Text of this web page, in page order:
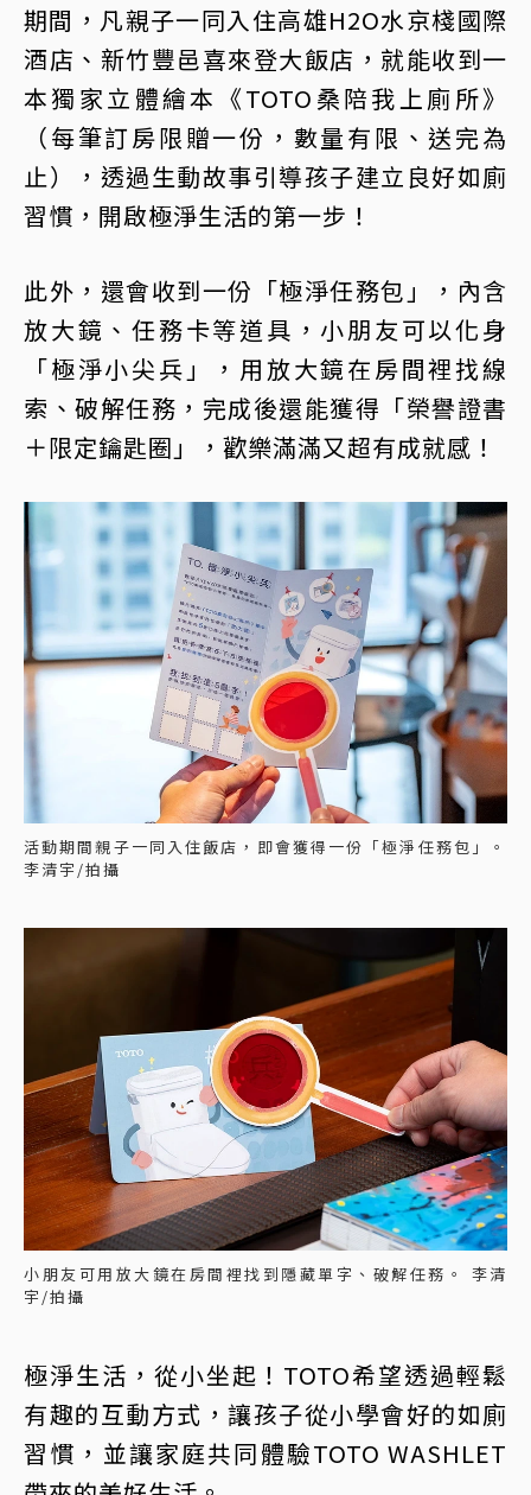
期間，凡親子一同入住高雄H2O水京棧國際
酒店、新竹豐邑喜來登大飯店，就能收到一
本獨家立體繪本《TOTO桑陪我上廁所》
（每筆訂房限贈一份，數量有限、送完為
止），透過生動故事引導孩子建立良好如廁
習慣，開啟極淨生活的第一步！
此外，還會收到一份「極淨任務包」，內含
放大鏡、任務卡等道具，小朋友可以化身
「極淨小尖兵」，用放大鏡在房間裡找線
索、破解任務，完成後還能獲得「榮譽證書
＋限定鑰匙圈」，歡樂滿滿又超有成就感！
活動期間親子一同入住飯店，即會獲得一份「極淨任務包」。
李清宇/拍攝
小朋友可用放大鏡在房間裡找到隱藏單字、破解任務。 李清
宇/拍攝
極淨生活，從小坐起！TOTO希望透過輕鬆
有趣的互動方式，讓孩子從小學會好的如廁
習慣，並讓家庭共同體驗TOTO WASHLET